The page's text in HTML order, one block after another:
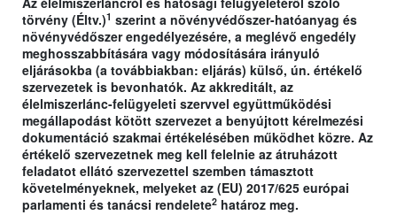
törvény (Éltv.)1 szerint a növényvédőszer-hatóanyag és
növényvédőszer engedélyezésére, a meglévő engedély
meghosszabbítására vagy módosítására irányuló
eljárásokba (a továbbiakban: eljárás) külső, ún. értékelő
szervezetek is bevonhatók. Az akkreditált, az
élelmiszerlánc-felügyeleti szervvel együttműködési
megállapodást kötött szervezet a benyújtott kérelmezési
dokumentáció szakmai értékelésében működhet közre. Az
értékelő szervezetnek meg kell felelnie az átruházott
feladatot ellátó szervezettel szemben támasztott
követelményeknek, melyeket az (EU) 2017/625 európai
parlamenti és tanácsi rendelete2 határoz meg.